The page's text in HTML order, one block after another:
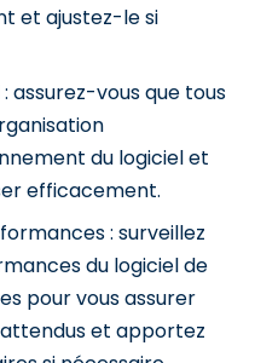
et ajustez-le si
assurez-vous que tous
du logiciel et
efficacement.
: surveillez
du logiciel de
pour vous assurer
et apportez